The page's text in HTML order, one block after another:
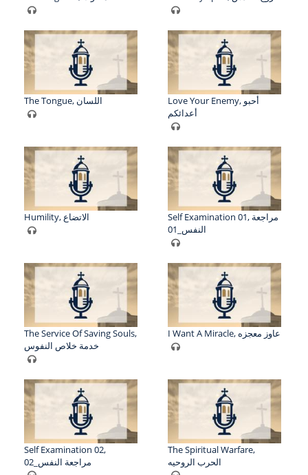
The Tongue, اللسان
Love Your Enemy, أحبو
أعدائكم
Humility, الاتضاع
Self Examination 01, مراجعة
النفس_01
The Service Of Saving Souls,
خدمة خلاص النفوس
I Want A Miracle, عاوز معجزه
Self Examination 02,
02_مراجعة النفس
The Spiritual Warfare,
الحرب الروحيه